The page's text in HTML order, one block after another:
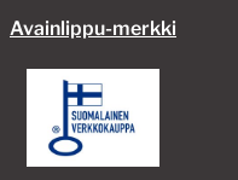
Avainlippu-merkki